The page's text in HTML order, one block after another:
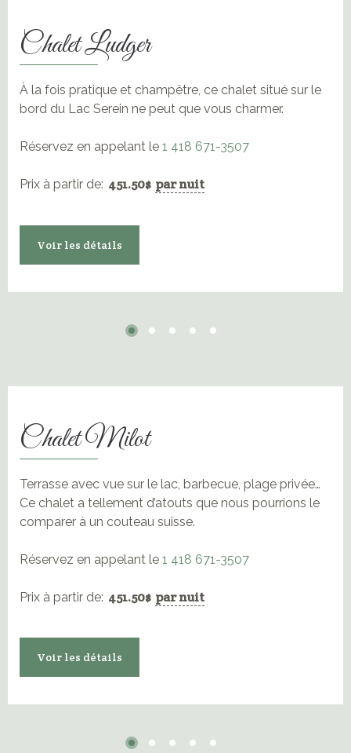
Chalet Ludger
À la fois pratique et champêtre, ce chalet situé sur le
bord du Lac Serein ne peut que vous charmer.
Réservez en appelant le 1 418 671-3507
Prix à partir de: 451.50$ par nuit
Voir les détails
Chalet Milot
Terrasse avec vue sur le lac, barbecue, plage privée…
Ce chalet a tellement d’atouts que nous pourrions le
comparer à un couteau suisse.
Réservez en appelant le 1 418 671-3507
Prix à partir de: 451.50$ par nuit
Voir les détails